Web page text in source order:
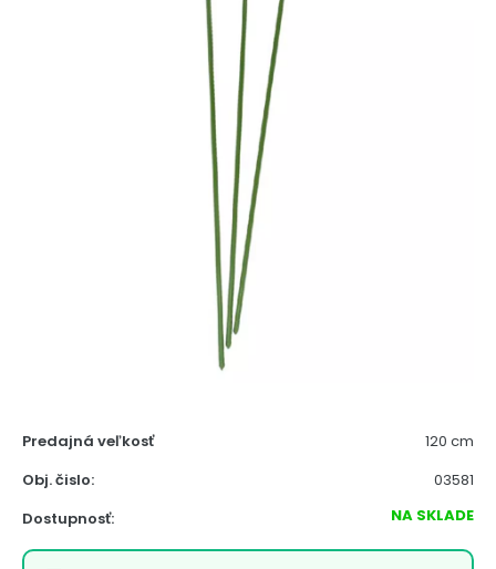
Predajná veľkosť
120 cm
Obj. čislo:
03581
Dostupnosť:
NA SKLADE